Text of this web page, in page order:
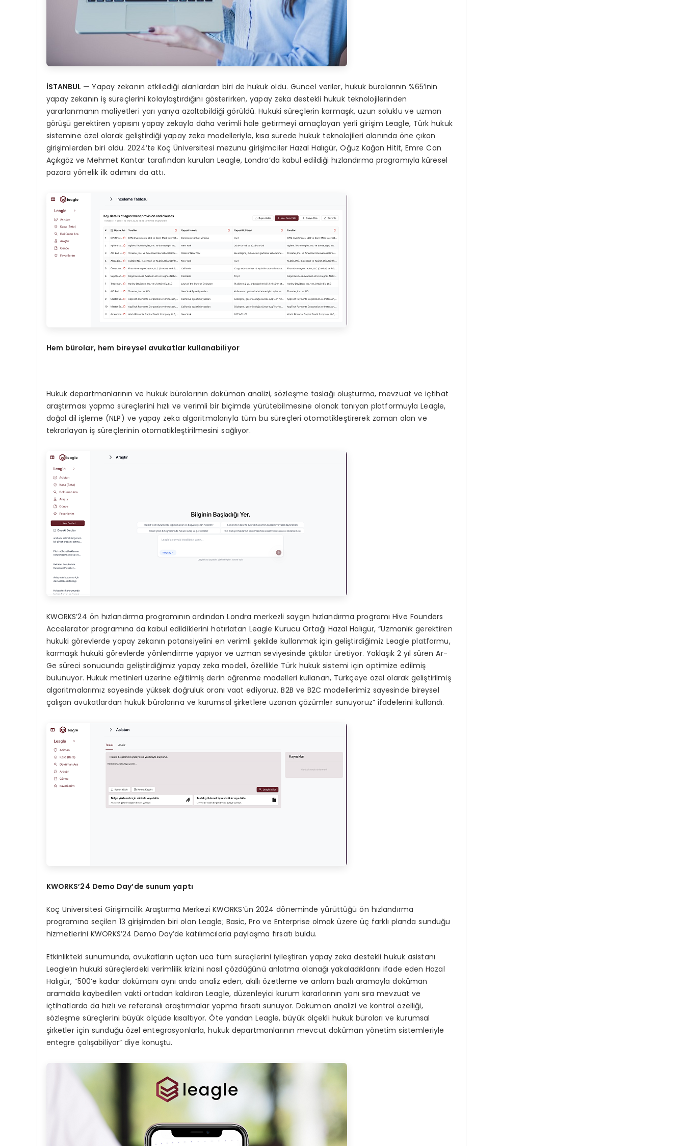
İSTANBUL —Yapay zekanın etkilediği alanlardan biri de hukuk oldu. Güncel veriler, hukuk bürolarının %65’inin
yapay zekanın iş süreçlerini kolaylaştırdığını gösterirken, yapay zeka destekli hukuk teknolojilerinden
yararlanmanın maliyetleri yarı yarıya azaltabildiği görüldü. Hukuki süreçlerin karmaşık, uzun soluklu ve uzman
görüşü gerektiren yapısını yapay zekayla daha verimli hale getirmeyi amaçlayan yerli girişim Leagle, Türk hukuk
sistemine özel olarak geliştirdiği yapay zeka modelleriyle, kısa sürede hukuk teknolojileri alanında öne çıkan
girişimlerden biri oldu. 2024’te Koç Üniversitesi mezunu girişimciler Hazal Halıgür, Oğuz Kağan Hitit, Emre Can
Açıkgöz ve Mehmet Kantar tarafından kurulan Leagle, Londra’da kabul edildiği hızlandırma programıyla küresel
pazara yönelik ilk adımını da attı.
Hem bürolar, hem bireysel avukatlar kullanabiliyor
Hukuk departmanlarının ve hukuk bürolarının doküman analizi, sözleşme taslağı oluşturma, mevzuat ve içtihat
araştırması yapma süreçlerini hızlı ve verimli bir biçimde yürütebilmesine olanak tanıyan platformuyla Leagle,
doğal dil işleme (NLP) ve yapay zeka algoritmalarıyla tüm bu süreçleri otomatikleştirerek zaman alan ve
tekrarlayan iş süreçlerinin otomatikleştirilmesini sağlıyor.
KWORKS’24 ön hızlandırma programının ardından Londra merkezli saygın hızlandırma programı Hive Founders
Accelerator programına da kabul edildiklerini hatırlatan Leagle Kurucu Ortağı Hazal Halıgür, “Uzmanlık gerektiren
hukuki görevlerde yapay zekanın potansiyelini en verimli şekilde kullanmak için geliştirdiğimiz Leagle platformu,
karmaşık hukuki görevlerde yönlendirme yapıyor ve uzman seviyesinde çıktılar üretiyor. Yaklaşık 2 yıl süren Ar-
Ge süreci sonucunda geliştirdiğimiz yapay zeka modeli, özellikle Türk hukuk sistemi için optimize edilmiş
bulunuyor. Hukuk metinleri üzerine eğitilmiş derin öğrenme modelleri kullanan, Türkçeye özel olarak geliştirilmiş
algoritmalarımız sayesinde yüksek doğruluk oranı vaat ediyoruz. B2B ve B2C modellerimiz sayesinde bireysel
çalışan avukatlardan hukuk bürolarına ve kurumsal şirketlere uzanan çözümler sunuyoruz” ifadelerini kullandı.
KWORKS’24 Demo Day’de sunum yaptı
Koç Üniversitesi Girişimcilik Araştırma Merkezi KWORKS’ün 2024 döneminde yürüttüğü ön hızlandırma
programına seçilen 13 girişimden biri olan Leagle; Basic, Pro ve Enterprise olmak üzere üç farklı planda sunduğu
hizmetlerini KWORKS’24 Demo Day’de katılımcılarla paylaşma fırsatı buldu.
Etkinlikteki sunumunda, avukatların uçtan uca tüm süreçlerini iyileştiren yapay zeka destekli hukuk asistanı
Leagle’ın hukuki süreçlerdeki verimlilik krizini nasıl çözdüğünü anlatma olanağı yakaladıklarını ifade eden Hazal
Halıgür, “500’e kadar dokümanı aynı anda analiz eden, akıllı özetleme ve anlam bazlı aramayla doküman
aramakla kaybedilen vakti ortadan kaldıran Leagle, düzenleyici kurum kararlarının yanı sıra mevzuat ve
içtihatlarda da hızlı ve referanslı araştırmalar yapma fırsatı sunuyor. Doküman analizi ve kontrol özelliği,
sözleşme süreçlerini büyük ölçüde kısaltıyor. Öte yandan Leagle, büyük ölçekli hukuk büroları ve kurumsal
şirketler için sunduğu özel entegrasyonlarla, hukuk departmanlarının mevcut doküman yönetim sistemleriyle
entegre çalışabiliyor” diye konuştu.